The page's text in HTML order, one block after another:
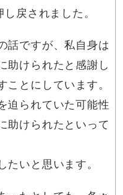
戻されました。
話ですが、私自身は
助けられたと感謝し
ことにしています。
迫られていた可能性
助けられたといって
たいと思います。